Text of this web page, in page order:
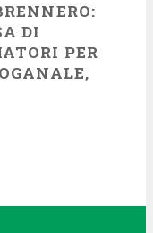
DI
PER